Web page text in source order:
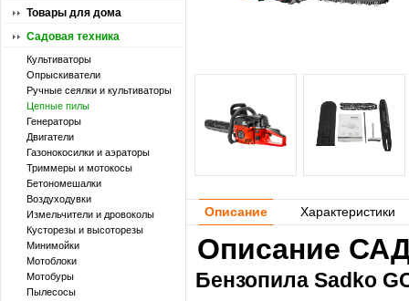
Товары для дома
Садовая техника
Культиваторы
Опрыскиватели
Ручные сеялки и культиваторы
Цепные пилы
Генераторы
Двигатели
Газонокосилки и аэраторы
Триммеры и мотокосы
Бетономешалки
Воздуходувки
Измельчители и дровоколы
Кусторезы и высоторезы
Минимойки
Мотоблоки
Мотобуры
Пылесосы
Описание Характеристики
Описание
Бензопила Sadko